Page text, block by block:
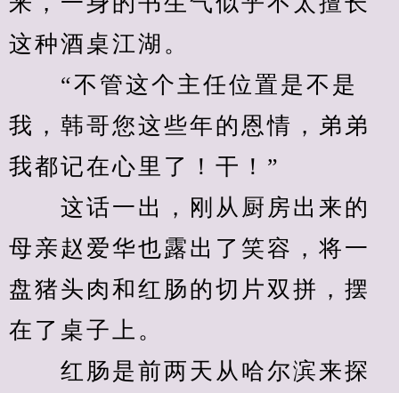
这种酒桌江湖。
“不管这个主任位置是不是
我，韩哥您这些年的恩情，弟弟
我都记在心里了！干！”
这话一出，刚从厨房出来的
母亲赵爱华也露出了笑容，将一
盘猪头肉和红肠的切片双拼，摆
在了桌子上。
红肠是前两天从哈尔滨来探